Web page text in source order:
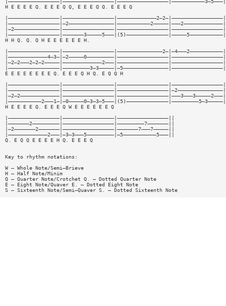
|—————————————————|—————————————————|—————————————————|———————————3—5———|
H E E E E Q. E E E Q Q, E E E Q Q. E E E Q
|—————————————————|—————————————————|—————————————2—2—|—————————————————|
|—————————————————|—2———————————————|———————————2—————|———2—————————————|
|—2———————————————|—————————————————|—————————————————|—————————————————|
|—————————————————|———————3—————5———|(5)——————————————|—————5———————————|
H H Q. Q. Q H E E E E E E H.
|—————————————————|—————————————————|———————————————2—|—4———2———————————|
|—————————————4—3—|—2—————0—————————|—————————————————|—————————————————|
|—2—2———2—2—2—————|—————————————2———|—————————————————|—————————————————|
|—————————————————|—————————3—3—————|—5———————————————|—————————————————|
E E E E E E E E Q. E E E Q H Q. E Q Q H
|—————————————————|—————————————————|—————————————————|—————————————————|
|—————————————————|—————————————————|—————————————————|—2———————————————|
|—2—2—————————————|—————————————————|—————————————————|———3———3—————2———|
|———————————2———1—|—0—————0—3—3—5———|(5)——————————————|—————————5—3—————|
H E E E E Q. E E E Q W E E E E E E Q
|—————————————————|—————————————————|—————————————————||
|———————2—————————|—————————————————|—————————7———————||
|—2———————2———————|—————————————————|———————7———7—————||
|—————————————2———|—3—3———5—————————|—5———————————5———||
Q. E Q Q E E E E H Q. E E E Q
Key to rhythm notations:
W — Whole Note/Semi—Brieve
H — Half Note/Minim
Q — Quarter Note/Crotchet Q. — Dotted Quarter Note
E — Eight Note/Quaver E. — Dotted Eight Note
S — Sixteenth Note/Semi—Quaver S. — Dotted Sixteenth Note